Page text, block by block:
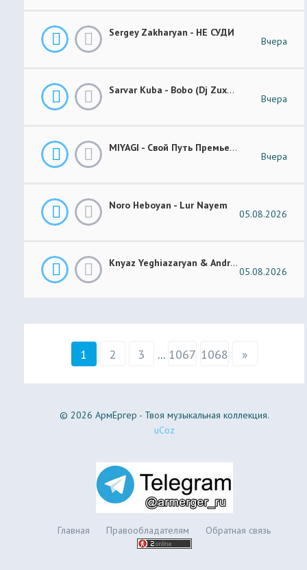
Sergey Zakharyan - НЕ СУДИ
Вчера
Sarvar Kuba - Bobo (Dj Zuxa Remix)
Вчера
MIYAGI - Свой Путь Премьера 2026
Вчера
Noro Heboyan - Lur Nayem
05.08.2026
Knyaz Yeghiazaryan & Andranik Sirakanyan - Arevi Pes New 2026
05.08.2026
1 2 3 ... 1067 1068 »
© 2026 АрмЕргер - Твоя музыкальная коллекция.
uCoz
Главная Правообладателям Обратная связь